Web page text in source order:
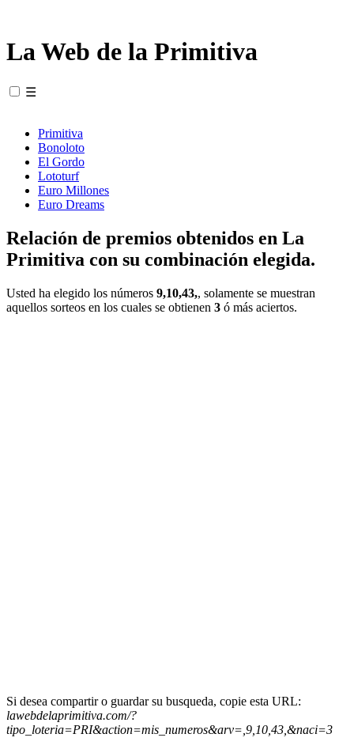
La Web de la Primitiva
☰
Primitiva
Bonoloto
El Gordo
Lototurf
Euro Millones
Euro Dreams
Relación de premios obtenidos en La
Primitiva con su combinación elegida.
Usted ha elegido los números 9,10,43,, solamente se muestran
aquellos sorteos en los cuales se obtienen 3 ó más aciertos.
Si desea compartir o guardar su busqueda, copie esta URL:
lawebdelaprimitiva.com/?
tipo_loteria=PRI&action=mis_numeros&arv=,9,10,43,&naci=3